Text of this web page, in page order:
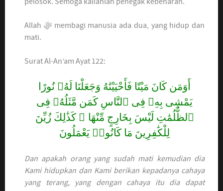
Allah ﷻ membagi manusia ada dua, yang hidup dan
mati.
Surat Al-An’am Ayat 122:
أَوَمَن كَانَ مَيْتًا فَأَحْيَيْنَٰهُ وَجَعَلْنَا لَهُۥ نُورًا
يَمْشِى بِهِۦ فِى ٱلنَّاسِ كَمَن مَّثَلُهُۥ فِى
ٱلظُّلُمَٰتِ لَيْسَ بِخَارِجٍ مِّنْهَا ۚ كَذَٰلِكَ زُيِّنَ
لِلْكَٰفِرِينَ مَا كَانُوا۟ يَعْمَلُونَ
Dan apakah orang yang sudah mati kemudian dia
Kami hidupkan dan Kami berikan kepadanya cahaya
yang terang, yang dengan cahaya itu dia dapat